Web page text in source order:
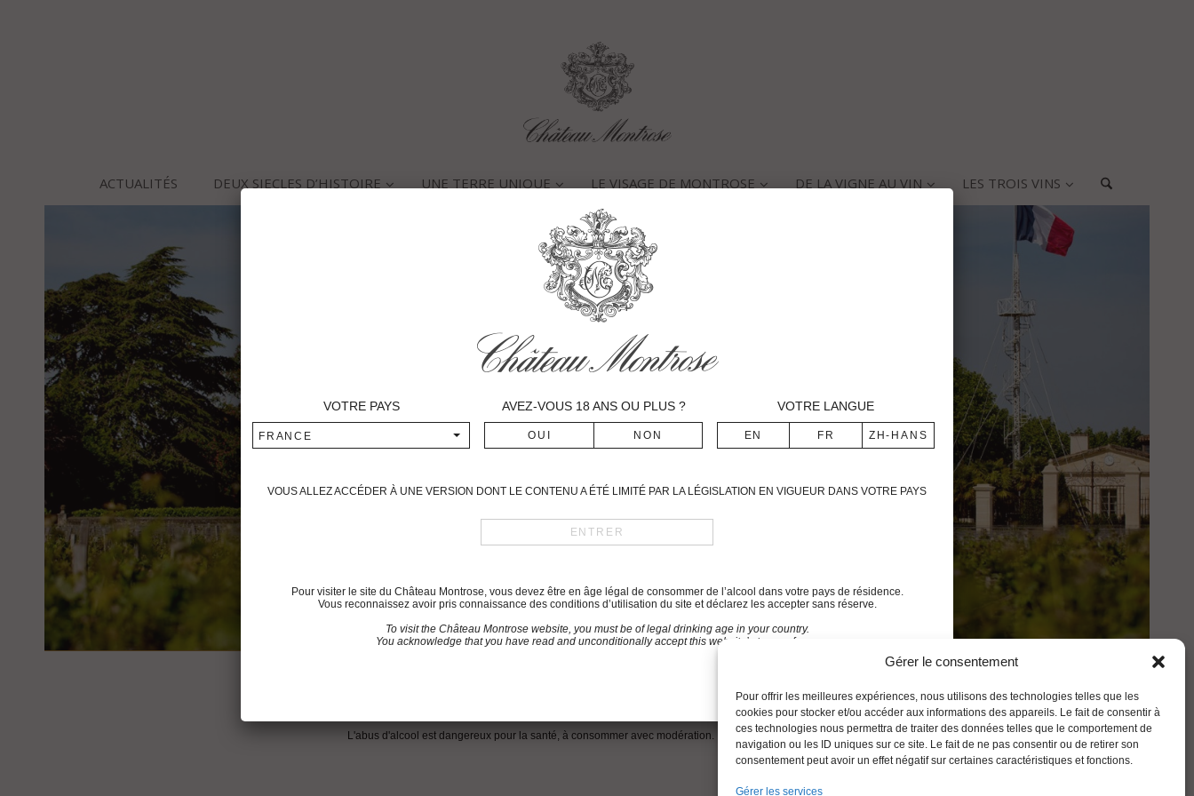
Gérer le consentement
Pour offrir les meilleures expériences, nous utilisons des technologies telles que les
cookies pour stocker et/ou accéder aux informations des appareils. Le fait de consentir à
ces technologies nous permettra de traiter des données telles que le comportement de
navigation ou les ID uniques sur ce site. Le fait de ne pas consentir ou de retirer son
consentement peut avoir un effet négatif sur certaines caractéristiques et fonctions.
Gérer les services
ACTUALITÉS DEUX SIECLES D’HISTOIRE UNE TERRE UNIQUE LE VISAGE DE MONTROSE DE LA VIGNE AU VIN LES TROIS VINS
FRANÇAIS
L'abus d'alcool est dangereux pour la santé, à consommer avec modération.
VOTRE PAYS
FRANCE
AVEZ-VOUS 18 ANS OU PLUS ? VOTRE LANGUE
VOUS ALLEZ ACCÉDER À UNE VERSION DONT LE CONTENU A ÉTÉ LIMITÉ PAR LA LÉGISLATION EN VIGUEUR DANS VOTRE PAYS
Pour visiter le site du Château Montrose, vous devez être en âge légal de consommer de l’alcool dans votre pays de résidence.
Vous reconnaissez avoir pris connaissance des conditions d’utilisation du site et déclarez les accepter sans réserve.
To visit the Château Montrose website, you must be of legal drinking age in your country.
You acknowledge that you have read and unconditionally accept this website’s terms of use.